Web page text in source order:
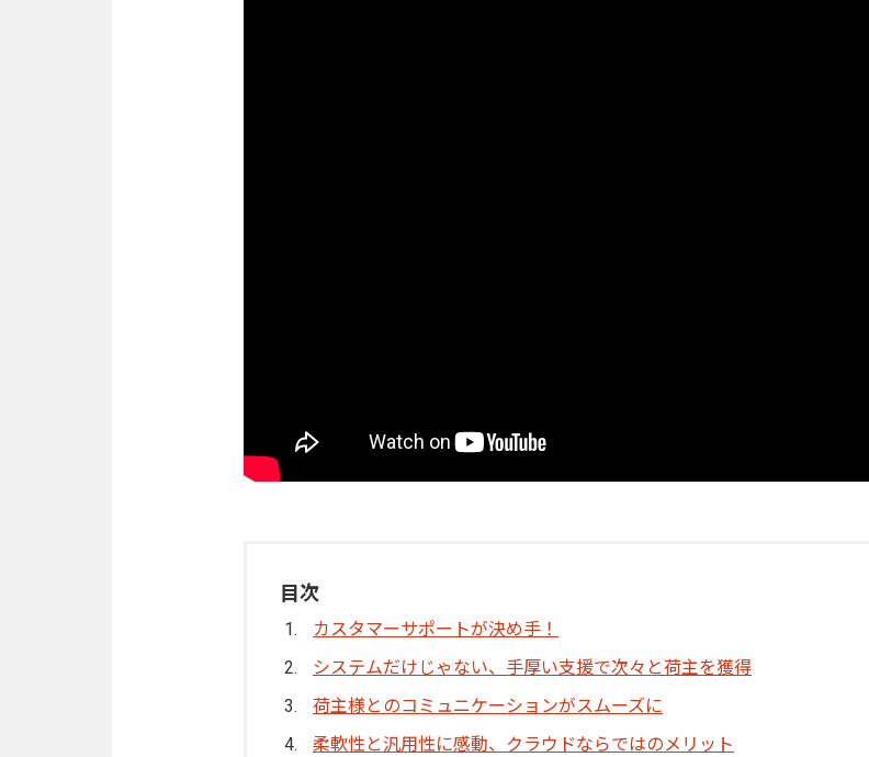
目次
カスタマーサポートが決め手！
システムだけじゃない、手厚い支援で次々と荷主を獲得
荷主様とのコミュニケーションがスムーズに
柔軟性と汎用性に感動、クラウドならではのメリット